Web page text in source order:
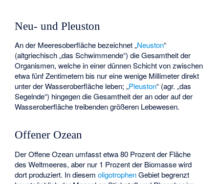
Neu- und Pleuston
An der Meeresoberfläche bezeichnet „Neuston“
(altgriechisch „das Schwimmende“) die Gesamtheit der
Organismen, welche in einer dünnen Schicht von zwischen
etwa fünf Zentimetern bis nur eine wenige Millimeter direkt
unter der Wasseroberfläche leben; „Pleuston“ (agr. „das
Segelnde“) hingegen die Gesamtheit der an oder auf der
Wasseroberfläche treibenden größeren Lebewesen.
Offener Ozean
Der Offene Ozean umfasst etwa 80 Prozent der Fläche
des Weltmeeres, aber nur 1 Prozent der Biomasse wird
dort produziert. In diesemoligotrophenGebiet begrenzt